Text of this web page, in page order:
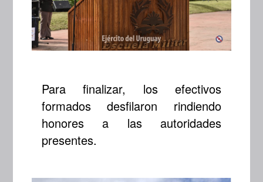
Para finalizar, los efectivos
formados desfilaron rindiendo
honores a las autoridades
presentes.